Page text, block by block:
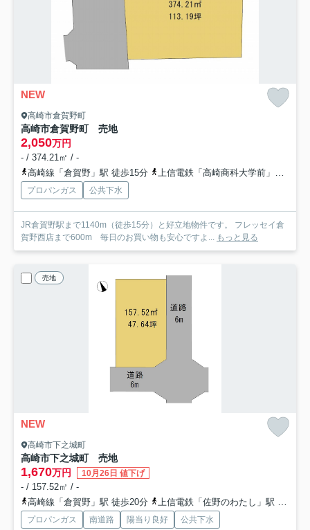
NEW
高崎市倉賀野町
高崎市倉賀野町 売地
2,050万円
- / 374.21㎡ / -
高崎線「倉賀野」駅 徒歩15分
上信電鉄「高崎商科大学前」駅 徒歩27分
プロパンガス 公共下水
JR倉賀野駅まで1140m（徒歩15分）と好立地物件です。 フレッセイ倉
賀野西店まで600m 毎日のお買い物も安心ですよ... もっと見る
売地
NEW
高崎市下之城町
高崎市下之城町 売地
1,670万円 10月26日 値下げ
- / 157.52㎡ / -
高崎線「倉賀野」駅 徒歩20分
上信電鉄「佐野のわたし」駅 徒歩24分
プロパンガス 南道路 陽当り良好 公共下水